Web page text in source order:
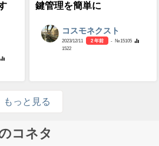
鍵管理を簡単に
コスモネクスト
2023/12/11 2 年前
- №15105
1522
もっと見る
コネタ